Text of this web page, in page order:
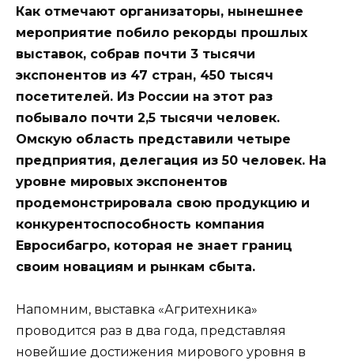
Как отмечают организаторы, нынешнее
мероприятие побило рекорды прошлых
выставок, собрав почти 3 тысячи
экспонентов из 47 стран, 450 тысяч
посетителей. Из России на этот раз
побывало почти 2,5 тысячи человек.
Омскую область представили четыре
предприятия, делегация из 50 человек. На
уровне мировых экспонентов
продемонстрировала свою продукцию и
конкурентоспособность компания
Евросибагро, которая не знает границ
своим новациям и рынкам сбыта.
Напомним, выставка «Агритехника»
проводится раз в два года, представляя
новейшие достижения мирового уровня в